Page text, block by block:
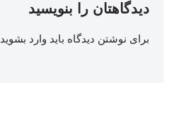
دیدگاهتان را بنویسید
برای نوشتن دیدگاه باید وارد بشوید